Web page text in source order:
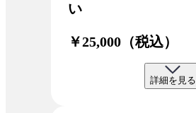
い
￥25,000（税込）
詳細を見る